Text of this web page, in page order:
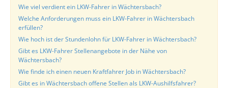
Wie viel verdient ein LKW-Fahrer in Wächtersbach?
Welche Anforderungen muss ein LKW-Fahrer in Wächtersbach
erfüllen?
Wie hoch ist der Stundenlohn für LKW-Fahrer in Wächtersbach?
Gibt es LKW-Fahrer Stellenangebote in der Nähe von
Wächtersbach?
Wie finde ich einen neuen Kraftfahrer Job in Wächtersbach?
Gibt es in Wächtersbach offene Stellen als LKW-Aushilfsfahrer?